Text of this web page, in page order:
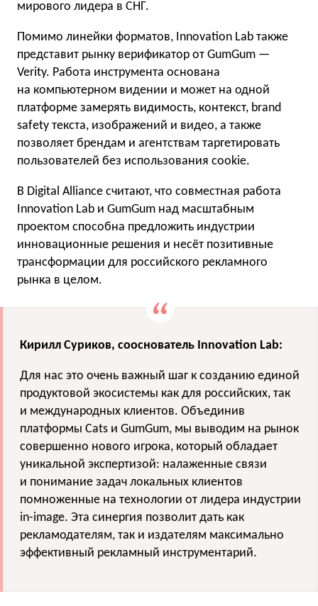
мирового лидера в СНГ.
Помимо линейки форматов, Innovation Lab также
представит рынку верификатор от GumGum —
Verity. Работа инструмента основана
на компьютерном видении и может на одной
платформе замерять видимость, контекст, brand
safety текста, изображений и видео, а также
позволяет брендам и агентствам таргетировать
пользователей без использования cookie.
В Digital Alliance считают, что совместная работа
Innovation Lab и GumGum над масштабным
проектом способна предложить индустрии
инновационные решения и несёт позитивные
трансформации для российского рекламного
рынка в целом.
Кирилл Суриков, сооснователь Innovation Lab:
Для нас это очень важный шаг к созданию единой
продуктовой экосистемы как для российских, так
и международных клиентов. Объединив
платформы Cats и GumGum, мы выводим на рынок
совершенно нового игрока, который обладает
уникальной экспертизой: налаженные связи
и понимание задач локальных клиентов
помноженные на технологии от лидера индустрии
in-image. Эта синергия позволит дать как
рекламодателям, так и издателям максимально
эффективный рекламный инструментарий.